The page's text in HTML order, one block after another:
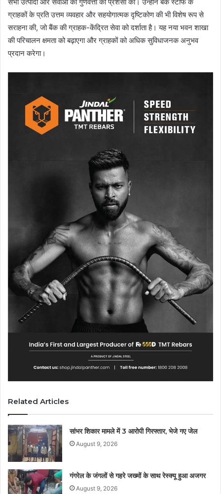
ग्राहकों के प्रति उत्तम व्यवहार और सहयोगात्मक दृष्टिकोण की भी विशेष रूप से
सराहना की, जो बैंक की ग्राहक-केंद्रित सेवा को दर्शाता है। यह नया भवन शाखा
की परिचालन क्षमता को बढ़ाएगा और ग्राहकों को अधिक सुविधाजनक अनुभव
प्रदान करेगा।
Related Articles
सांभर शिकार मामले में 3 आरोपी गिरफ्तार, भेजे गए जेल
August 9, 2026
गंगरेल के जंगलों से गहरे जख्मों के साथ रेस्क्यू हुआ अजगर
August 9, 2026